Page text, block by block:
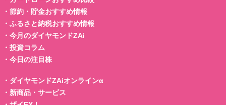
・ 節約・貯金おすすめ情報
・ ふるさと納税おすすめ情報
・ 今月のダイヤモンドZAi
・ 投資コラム
・ 今日の注目株
・ ダイヤモンドZAiオンラインα
・ 新商品・サービス